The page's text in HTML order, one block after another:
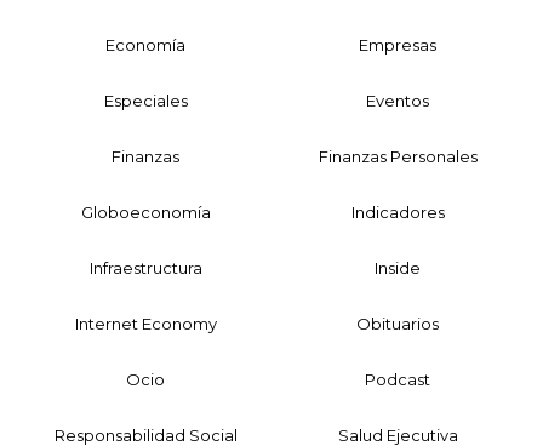
Economía Empresas
Especiales Eventos
Finanzas Finanzas Personales
Globoeconomía Indicadores
Infraestructura Inside
Internet Economy Obituarios
Ocio Podcast
Responsabilidad Social Salud Ejecutiva